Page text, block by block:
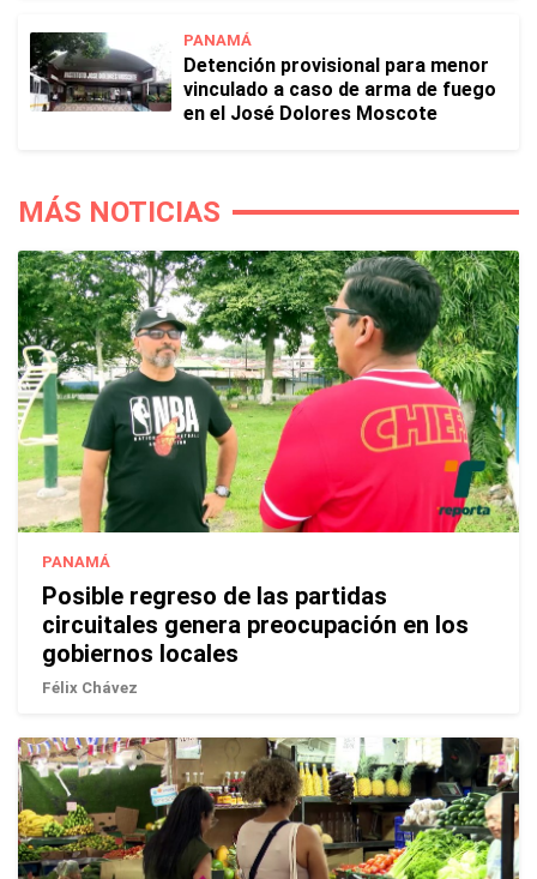
PANAMÁ
Detención provisional para menor
vinculado a caso de arma de fuego
en el José Dolores Moscote
MÁS NOTICIAS
PANAMÁ
Posible regreso de las partidas
circuitales genera preocupación en los
gobiernos locales
Félix Chávez